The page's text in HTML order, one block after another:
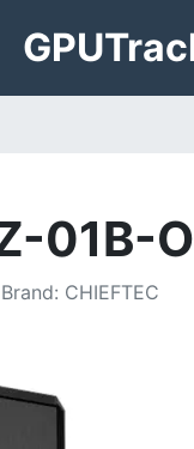
GPU
01B-
Brand: CHIEFTEC